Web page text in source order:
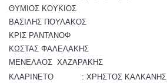
ΘΥΜΙΟΣ ΚΟΥΚΙΟΣ
ΒΑΣΙΛΗΣ ΠΟΥΛΑΚΟΣ
KΡΙΣ ΡΑΝΤΑΝΟΦ
ΚΩΣΤΑΣ ΦΑΛΕΛΑΚΗΣ
ΜΕΝΕΛΑΟΣ ΧΑΖΑΡΑΚΗΣ
ΚΛΑΡΙΝETΟ : XΡΗΣΤΟΣ ΚΑΛΚΑΝΗΣ